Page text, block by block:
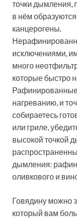
точки дымления,
в нём
канцерогены.
исключениями,
много
которые быстро
нагреванию, и
собираетесь
или гриле,
высокой точкой
дымления:
оливкового и
Говядину можно
который вам